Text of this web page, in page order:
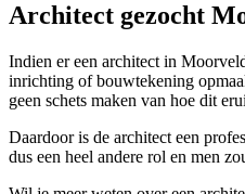
Architect gezocht
Indien er een architect in
inrichting of bouwtekening
geen schets maken van hoe dit
Daardoor is de architect een
dus een heel andere rol en men